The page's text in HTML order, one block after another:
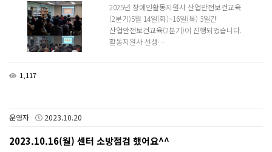
2025년 장애인활동지원사 산업안전보건교육
(2분기)5월 14일(화)~16일(목) 3일간
산업안전보건교육(2분기)이 진행되었습니다.
활동지원사 선생…
1,117
운영자 2023.10.20
2023.10.16(월) 센터 소방점검 했어요^^